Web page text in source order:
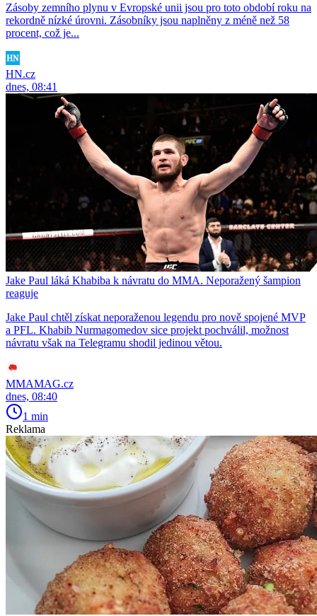
Zásoby zemního plynu v Evropské unii jsou pro toto období roku na
rekordně nízké úrovni. Zásobníky jsou naplněny z méně než 58
procent, což je...
HN.cz
dnes, 08:41
Jake Paul láká Khabiba k návratu do MMA. Neporažený šampion
reaguje
Jake Paul chtěl získat neporaženou legendu pro nově spojené MVP
a PFL. Khabib Nurmagomedov sice projekt pochválil, možnost
návratu však na Telegramu shodil jedinou větou.
MMAMAG.cz
dnes, 08:40
1 min
Reklama